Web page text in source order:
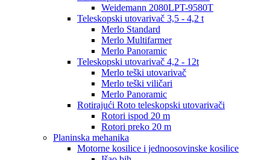
Weidemann 2080LPT-9580T
Teleskopski utovarivač 3,5 - 4,2 t
Merlo Standard
Merlo Multifarmer
Merlo Panoramic
Teleskopski utovarivač 4,2 - 12t
Merlo teški utovarivač
Merlo teški viličari
Merlo Panoramic
Rotirajući Roto teleskopski utovarivači
Rotori ispod 20 m
Rotori preko 20 m
Planinska mehanika
Motorne kosilice i jednoosovinske kosilice